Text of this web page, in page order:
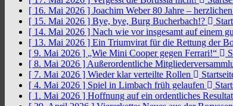
[ 16. Mai 2026 ] Joachim Weber 80 Jahre –
[ 15. Mai 2026 ] Bye, bye, Burg Bucherbach!?
[ 14. Mai 2026 ] Nach wie vor insgesamt auf einem
[ 13. Mai 2026 ] Ein Triumvirat für die Rettung der
[ 9. Mai 2026 ] „Wie Mini Cooper gegen Ferrari!“
[ 8. Mai 2026 ] Außerordentliche
[ 7. Mai 2026 ] Wieder klar verteilte Rollen
[ 4. Mai 2026 ] Spiel in Limbach früh gelaufen
[ 1. Mai 2026 ] Hoffnung auf ein ordentliches Resultat